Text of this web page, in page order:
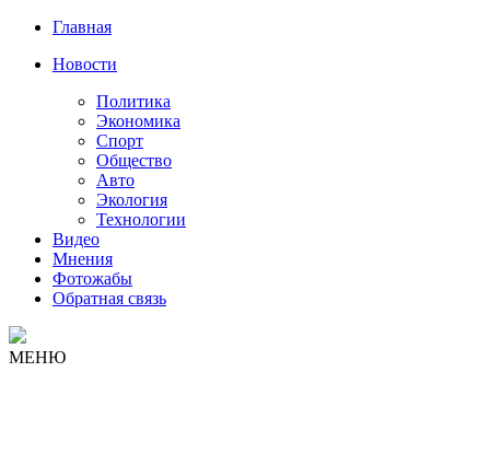
Главная
Новости
Политика
Экономика
Спорт
Общество
Авто
Экология
Технологии
Видео
Мнения
Фотожабы
Обратная связь
МЕНЮ